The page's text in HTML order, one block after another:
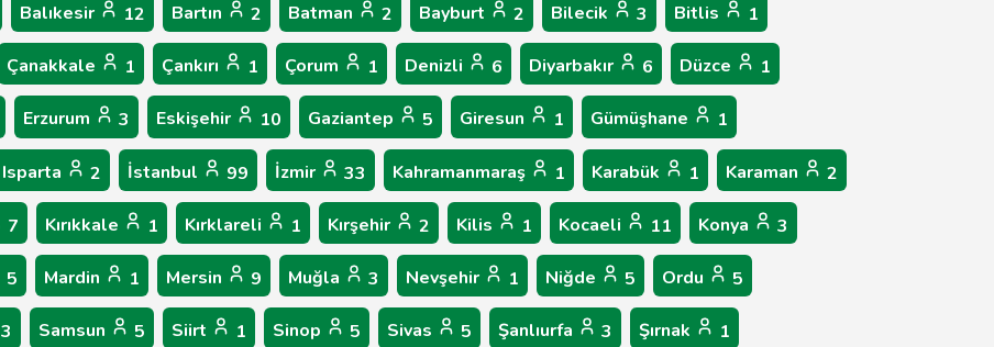
Balıkesir 12 Bartın 2 Batman 2 Bayburt 2 Bilecik 3 Bitlis 1
Çanakkale 1 Çankırı 1 Çorum 1 Denizli 6 Diyarbakır 6 Düzce 1
Erzurum 3 Eskişehir 10 Gaziantep 5 Giresun 1 Gümüşhane 1
Isparta 2 İstanbul 99 İzmir 33 Kahramanmaraş 1 Karabük 1 Karaman 2
7 Kırıkkale 1 Kırklareli 1 Kırşehir 2 Kilis 1 Kocaeli 11 Konya 3
5 Mardin 1 Mersin 9 Muğla 3 Nevşehir 1 Niğde 5 Ordu 5
3 Samsun 5 Siirt 1 Sinop 5 Sivas 5 Şanlıurfa 3 Şırnak 1